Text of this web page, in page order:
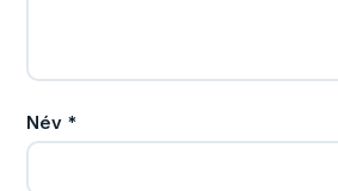
Név *